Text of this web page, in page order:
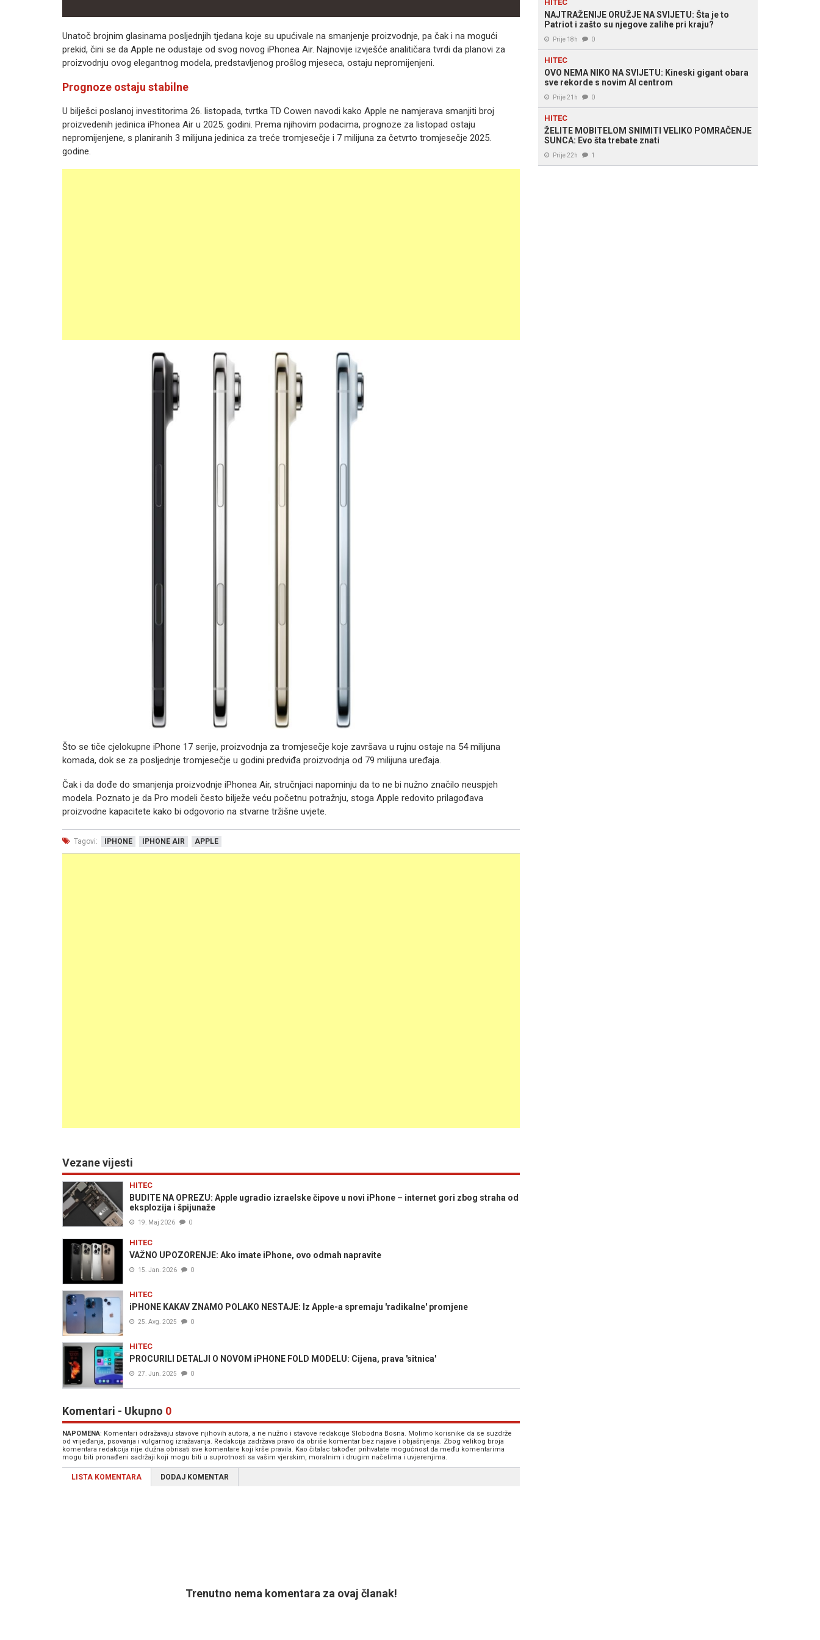
Unatoč brojnim glasinama posljednjih tjedana koje su upućivale na smanjenje proizvodnje, pa čak i na mogući
prekid, čini se da Apple ne odustaje od svog novog iPhonea Air. Najnovije izvješće analitičara tvrdi da planovi za
proizvodnju ovog elegantnog modela, predstavljenog prošlog mjeseca, ostaju nepromijenjeni.
Prognoze ostaju stabilne
U bilješci poslanoj investitorima 26. listopada, tvrtka TD Cowen navodi kako Apple ne namjerava smanjiti broj
proizvedenih jedinica iPhonea Air u 2025. godini. Prema njihovim podacima, prognoze za listopad ostaju
nepromijenjene, s planiranih 3 milijuna jedinica za treće tromjesečje i 7 milijuna za četvrto tromjesečje 2025.
godine.
Što se tiče cjelokupne iPhone 17 serije, proizvodnja za tromjesečje koje završava u rujnu ostaje na 54 milijuna
komada, dok se za posljednje tromjesečje u godini predviđa proizvodnja od 79 milijuna uređaja.
Čak i da dođe do smanjenja proizvodnje iPhonea Air, stručnjaci napominju da to ne bi nužno značilo neuspjeh
modela. Poznato je da Pro modeli često bilježe veću početnu potražnju, stoga Apple redovito prilagođava
proizvodne kapacitete kako bi odgovorio na stvarne tržišne uvjete.
Tagovi: IPHONE IPHONE AIR APPLE
Vezane vijesti
HITEC
BUDITE NA OPREZU: Apple ugradio izraelske čipove u novi iPhone – internet gori zbog straha od
eksplozija i špijunaže
19. Maj 2026 0
HITEC
VAŽNO UPOZORENJE: Ako imate iPhone, ovo odmah napravite
15. Jan. 2026 0
HITEC
iPHONE KAKAV ZNAMO POLAKO NESTAJE: Iz Apple-a spremaju 'radikalne' promjene
25. Avg. 2025 0
HITEC
PROCURILI DETALJI O NOVOM iPHONE FOLD MODELU: Cijena, prava 'sitnica'
27. Jun. 2025 0
Komentari - Ukupno 0
NAPOMENA: Komentari odražavaju stavove njihovih autora, a ne nužno i stavove redakcije Slobodna Bosna. Molimo korisnike da se suzdrže
od vrijeđanja, psovanja i vulgarnog izražavanja. Redakcija zadržava pravo da obriše komentar bez najave i objašnjenja. Zbog velikog broja
komentara redakcija nije dužna obrisati sve komentare koji krše pravila. Kao čitalac također prihvatate mogućnost da među komentarima
mogu biti pronađeni sadržaji koji mogu biti u suprotnosti sa vašim vjerskim, moralnim i drugim načelima i uvjerenjima.
LISTA KOMENTARA DODAJ KOMENTAR
Trenutno nema komentara za ovaj članak!
HITEC
NAJTRAŽENIJE ORUŽJE NA SVIJETU: Šta je to
Patriot i zašto su njegove zalihe pri kraju?
Prije 18h 0
HITEC
OVO NEMA NIKO NA SVIJETU: Kineski gigant obara
sve rekorde s novim AI centrom
Prije 21h 0
HITEC
ŽELITE MOBITELOM SNIMITI VELIKO POMRAČENJE
SUNCA: Evo šta trebate znati
Prije 22h 1